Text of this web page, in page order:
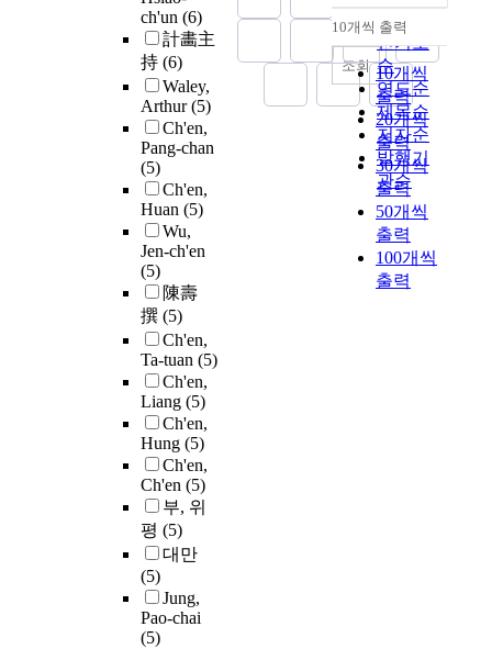
ch'un (6)
計畵主
持 (6)
Waley,
Arthur(5)
Ch'en,
Pang-chan
(5)
Ch'en,
Huan (5)
Wu,
Jen-ch'en
(5)
陳壽
撰 (5)
Ch'en,
Ta-tuan (5)
Ch'en,
Liang (5)
Ch'en,
Hung (5)
Ch'en,
Ch'en (5)
부, 위
평 (5)
대만
(5)
Jung,
Pao-chai
(5)
순
인기도
순
연도순
제목순
저자순
발행기
관순
내림차순
10개씩 출력
10개씩
출력
20개씩
출력
30개씩
출력
50개씩
출력
100개씩
출력
조회